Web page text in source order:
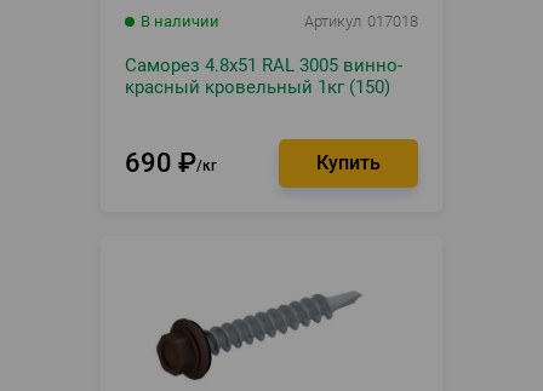
В наличии Артикул 017018
Саморез 4.8х51 RAL 3005 винно-
красный кровельный 1кг (150)
690 ₽ кг